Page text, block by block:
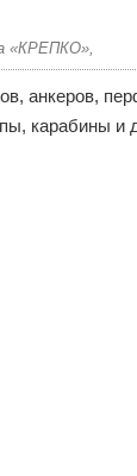
«КРЕПКО»,
анкеров,
карабины